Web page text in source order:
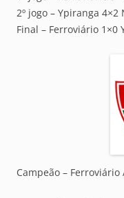
2º jogo – Ypiranga 4×2
Final – Ferroviário 1×0
Campeão – Ferroviário